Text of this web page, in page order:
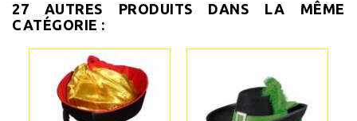
27 AUTRES PRODUITS DANS LA MÊME
CATÉGORIE :